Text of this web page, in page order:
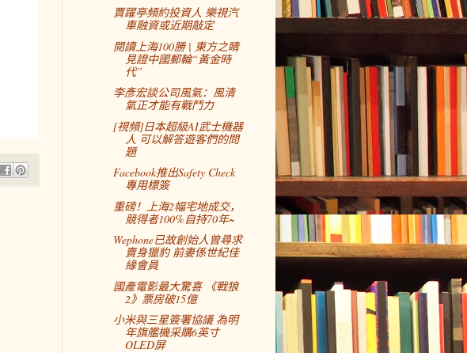
賈躍亭頻約投資人 樂視汽
車融資或近期敲定
閱讀上海100勝 | 東方之睛
見證中國郵輪“黃金時
代”
李彥宏談公司風氣：風清
氣正才能有戰鬥力
[視頻]日本超級AI武士機器
人 可以解答遊客們的問
題
Facebook推出Safety Check
專用標簽
重磅！上海2幅宅地成交，
競得者100%自持70年~
Wephone已故創始人曾尋求
賣身獵豹 前妻係世紀佳
緣會員
國產電影最大驚喜 《戰狼
2》票房破15億
小米與三星簽署協議 為明
年旗艦機采購6英寸
OLED屏